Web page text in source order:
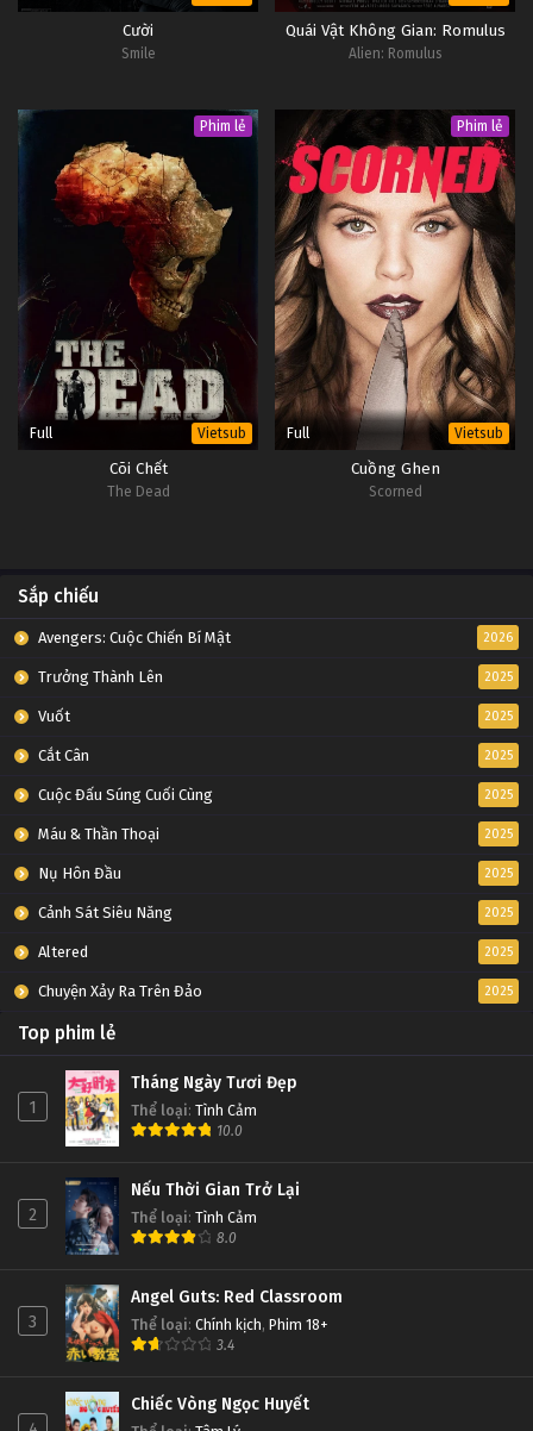
Cười
Smile
Quái Vật Không Gian: Romulus
Alien: Romulus
Phim lẻ
Full Vietsub
Cõi Chết
The Dead
Phim lẻ
Full Vietsub
Cuồng Ghen
Scorned
Sắp chiếu
Avengers: Cuộc Chiến Bí Mật 2026
Trưởng Thành Lên 2025
Vuốt 2025
Cắt Cân 2025
Cuộc Đấu Súng Cuối Cùng 2025
Máu & Thần Thoại 2025
Nụ Hôn Đầu 2025
Cảnh Sát Siêu Năng 2025
Altered 2025
Chuyện Xảy Ra Trên Đảo 2025
Top phim lẻ
1
Tháng Ngày Tươi Đẹp
Thể loại: Tình Cảm
10.0
2
Nếu Thời Gian Trở Lại
Thể loại: Tình Cảm
8.0
3
Angel Guts: Red Classroom
Thể loại: Chính kịch, Phim 18+
3.4
Chiếc Vòng Ngọc Huyết